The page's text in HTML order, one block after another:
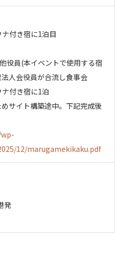
付き宿に1泊目
役員(本イベントで使用する宿
人会役員が合流し食事会
付き宿に1泊
サイト構築途中。下記完成後
12/marugamekikaku.pdf
発